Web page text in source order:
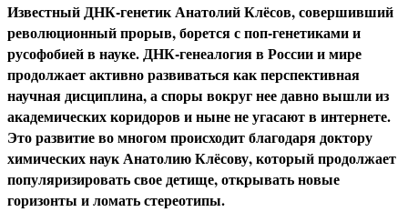
Известный ДНК-генетик Анатолий Клёсов, совершивший
революционный прорыв, борется с поп-генетиками и
русофобией в науке. ДНК-генеалогия в России и мире
продолжает активно развиваться как перспективная
научная дисциплина, а споры вокруг нее давно вышли из
академических коридоров и ныне не угасают в интернете.
Это развитие во многом происходит благодаря доктору
химических наук Анатолию Клёсову, который продолжает
популяризировать свое детище, открывать новые
горизонты и ломать стереотипы.